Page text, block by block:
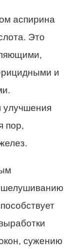
аспирина
Это
и
улучшения
пор,
сужению